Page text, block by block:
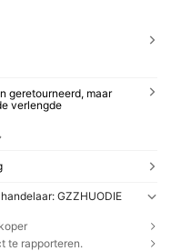
geretourneerd, maar
verlengde
GZZHUODIE
te rapporteren.